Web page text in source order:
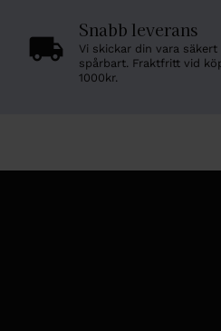
Snabb leverans
Vi skickar din vara säkert
spårbart. Fraktfritt vid
1000kr.